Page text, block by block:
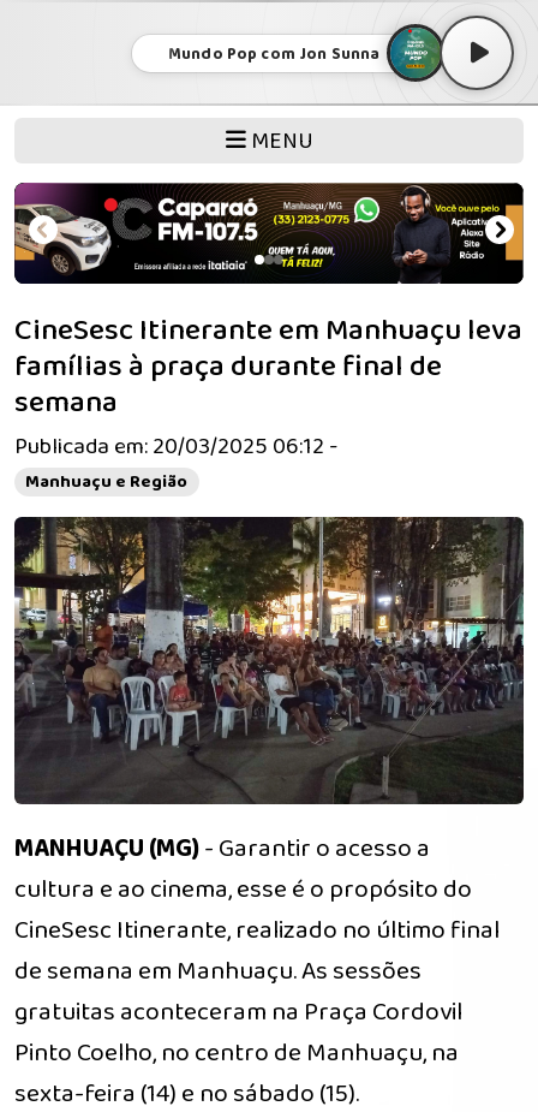
Mundo Pop com Jon Sunna
MENU
CineSesc Itinerante em Manhuaçu leva
famílias à praça durante final de
semana
Publicada em: 20/03/2025 06:12 -
Manhuaçu e Região
MANHUAÇU (MG)- Garantir o acesso a
cultura e ao cinema, esse é o propósito do
CineSesc Itinerante, realizado no último final
de semana em Manhuaçu. As sessões
gratuitas aconteceram na Praça Cordovil
Pinto Coelho, no centro de Manhuaçu, na
sexta-feira (14) e no sábado (15).